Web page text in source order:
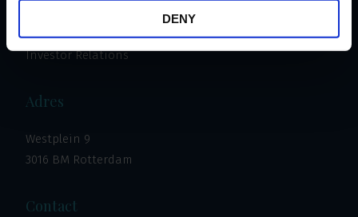
DENY
Vastgoed
Investor Relations
Adres
Westplein 9
3016 BM Rotterdam
Contact